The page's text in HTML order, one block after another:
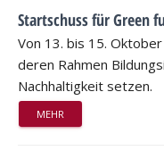
Startschuss für Green
Von 13. bis 15.
deren Rahmen
Nachhaltigkeit setzen.
MEHR